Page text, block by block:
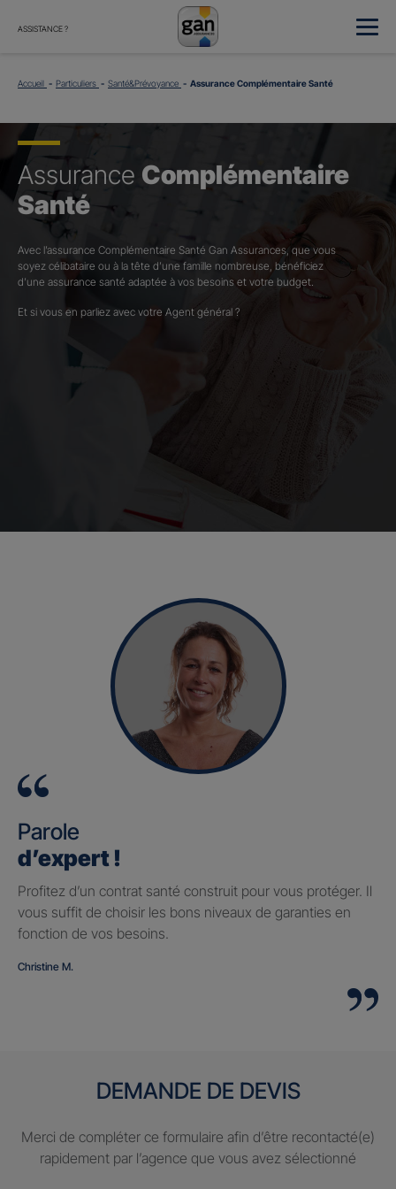
ASSISTANCE ?
Accueil Particuliers Santé&Prévoyance Assurance Complémentaire Santé
Assurance Complémentaire
Santé
Avec l’assurance Complémentaire Santé Gan Assurances, que vous
soyez célibataire ou à la tête d’une famille nombreuse, bénéficiez
d’une assurance santé adaptée à vos besoins et votre budget.​
Et si vous en parliez avec votre Agent général ?
Parole
d’expert !
Profitez d’un contrat santé construit pour vous protéger. Il
vous suffit de choisir les bons niveaux de garanties en
fonction de vos besoins.
Christine M.
DEMANDE DE DEVIS
Merci de compléter ce formulaire afin d’être recontacté(e)
rapidement par l’agence que vous avez sélectionné